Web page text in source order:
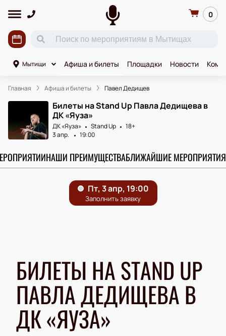
0
Мытищи Афиша и билеты Площадки Новости
Главная Афиша и билеты Павел Дедищев
Билеты на Stand Up Павла Дедищева в
ДК «Яуза»
ДК «Яуза» Stand Up
18+
3 апр.
19:00
НАШИ ПРЕИМУЩЕСТВАБЛИЖАЙШИЕ МЕРОПРИЯТИЯ
БИЛЕТЫ НА STAND UP
ПАВЛА ДЕДИЩЕВА В
ДК «ЯУЗА»